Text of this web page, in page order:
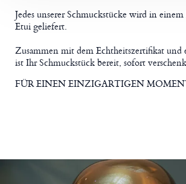
Jedes unserer Schmuckstücke wird in
Etui geliefert.
Zusammen mit dem Echtheitszertifikat und
ist Ihr Schmuckstück bereit, sofort
FÜR EINEN EINZIGARTIGEN